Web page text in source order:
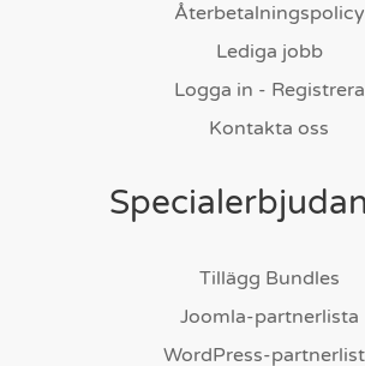
Återbetalningspolicy
Lediga jobb
Logga in - Registrera
Kontakta oss
Tillägg Bundles
Joomla-partnerlista
WordPress-